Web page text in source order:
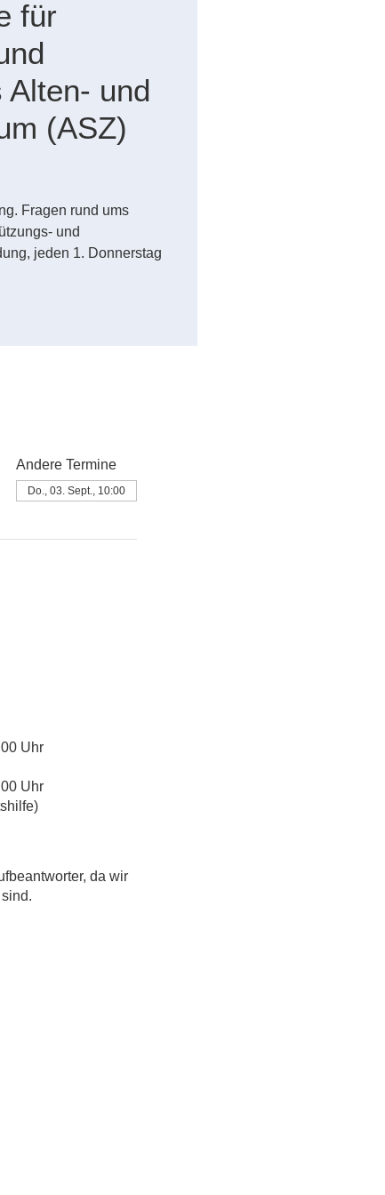
für
Alten- und
(ASZ)
Fragen rund ums
und
jeden 1. Donnerstag
Andere Termine
Do., 03. Sept., 10:00
Uhr
Uhr
da wir